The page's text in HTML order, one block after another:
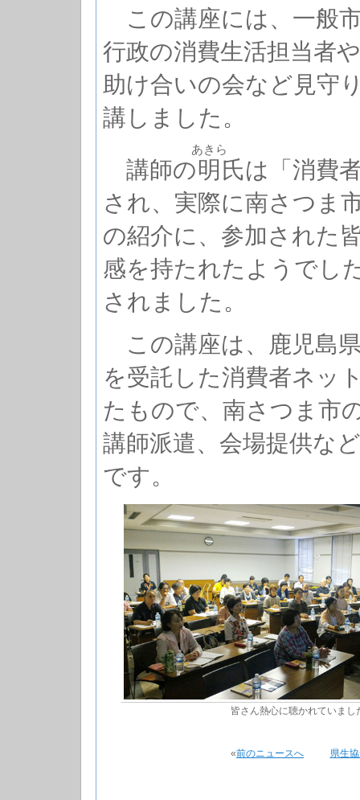
この講座には、一般
行政の消費生活担当者
助け合いの会など見守
講しました。
講師の明
あきら
氏は「消費
され、実際に南さつま
の紹介に、参加された
感を持たれたようでし
されました。
この講座は、鹿児島
を受託した消費者ネッ
たもので、南さつま市
講師派遣、会場提供な
です。
皆さん熱心に聴かれていまし
«前のニュースへ 県生